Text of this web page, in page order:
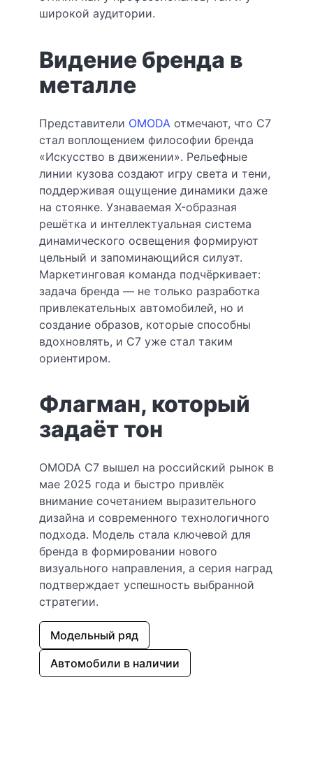
широкой аудитории.
Видение бренда в
металле
Представители OMODA отмечают, что C7
стал воплощением философии бренда
«Искусство в движении». Рельефные
линии кузова создают игру света и тени,
поддерживая ощущение динамики даже
на стоянке. Узнаваемая X-образная
решётка и интеллектуальная система
динамического освещения формируют
цельный и запоминающийся силуэт.
Маркетинговая команда подчёркивает:
задача бренда — не только разработка
привлекательных автомобилей, но и
создание образов, которые способны
вдохновлять, и C7 уже стал таким
ориентиром.
Флагман, который
задаёт тон
OMODA C7 вышел на российский рынок в
мае 2025 года и быстро привлёк
внимание сочетанием выразительного
дизайна и современного технологичного
подхода. Модель стала ключевой для
бренда в формировании нового
визуального направления, а серия наград
подтверждает успешность выбранной
стратегии.
Модельный ряд
Автомобили в наличии